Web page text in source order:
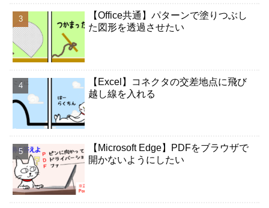
【Office共通】パターンで塗りつぶし
た図形を透過させたい
【Excel】コネクタの交差地点に飛び
越し線を入れる
【Microsoft Edge】PDFをブラウザで
開かないようにしたい